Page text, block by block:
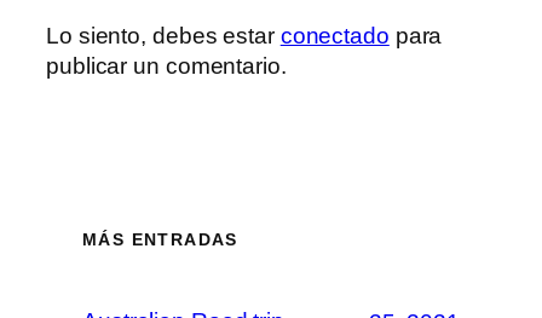
Lo siento, debes estar conectado para
publicar un comentario.
MÁS ENTRADAS